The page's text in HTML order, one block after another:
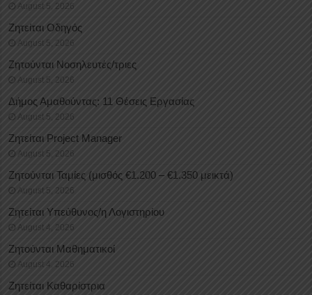
August 5, 2026
Ζητείται Οδηγός
August 5, 2026
Ζητούνται Νοσηλευτές/τριες
August 5, 2026
Δήμος Αμαθούντας: 11 Θέσεις Εργασίας
August 5, 2026
Ζητείται Project Manager
August 5, 2026
Ζητούνται Ταμίες (μισθός €1.200 – €1.350 μεικτά)
August 5, 2026
Ζητείται Υπεύθυνος/η Λογιστηρίου
August 4, 2026
Ζητούνται Μαθηματικοί
August 4, 2026
Ζητείται Καθαρίστρια